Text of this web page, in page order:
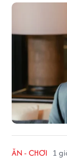
ĂN - CHƠI 1